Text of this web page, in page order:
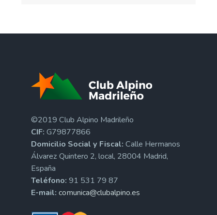
©2019 Club Alpino Madrileño
CIF: G79877866
Domicilio Social y Fiscal: Calle Hermanos
Álvarez Quintero 2, local, 28004 Madrid,
España
Teléfono: 91 531 79 87
E-mail: comunica@clubalpino.es